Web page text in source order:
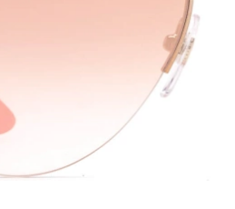
Μήκος φακού
Μήκος